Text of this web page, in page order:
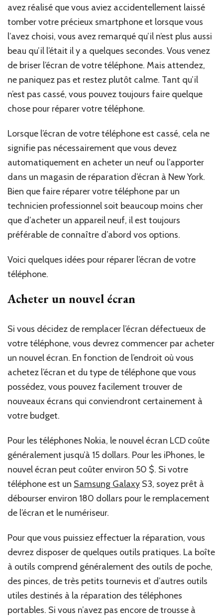
avez réalisé que vous aviez accidentellement laissé
tomber votre précieux smartphone et lorsque vous
l’avez choisi, vous avez remarqué qu’il n’est plus aussi
beau qu’il l’était il y a quelques secondes. Vous venez
de briser l’écran de votre téléphone. Mais attendez,
ne paniquez pas et restez plutôt calme. Tant qu’il
n’est pas cassé, vous pouvez toujours faire quelque
chose pour réparer votre téléphone.
Lorsque l’écran de votre téléphone est cassé, cela ne
signifie pas nécessairement que vous devez
automatiquement en acheter un neuf ou l’apporter
dans un magasin de réparation d’écran à New York.
Bien que faire réparer votre téléphone par un
technicien professionnel soit beaucoup moins cher
que d’acheter un appareil neuf, il est toujours
préférable de connaître d’abord vos options.
Voici quelques idées pour réparer l’écran de votre
téléphone.
Acheter un nouvel écran
Si vous décidez de remplacer l’écran défectueux de
votre téléphone, vous devrez commencer par acheter
un nouvel écran. En fonction de l’endroit où vous
achetez l’écran et du type de téléphone que vous
possédez, vous pouvez facilement trouver de
nouveaux écrans qui conviendront certainement à
votre budget.
Pour les téléphones Nokia, le nouvel écran LCD coûte
généralement jusqu’à 15 dollars. Pour les iPhones, le
nouvel écran peut coûter environ 50 $. Si votre
téléphone est un Samsung Galaxy S3, soyez prêt à
débourser environ 180 dollars pour le remplacement
de l’écran et le numériseur.
Pour que vous puissiez effectuer la réparation, vous
devrez disposer de quelques outils pratiques. La boîte
à outils comprend généralement des outils de poche,
des pinces, de très petits tournevis et d’autres outils
utiles destinés à la réparation des téléphones
portables. Si vous n’avez pas encore de trousse à